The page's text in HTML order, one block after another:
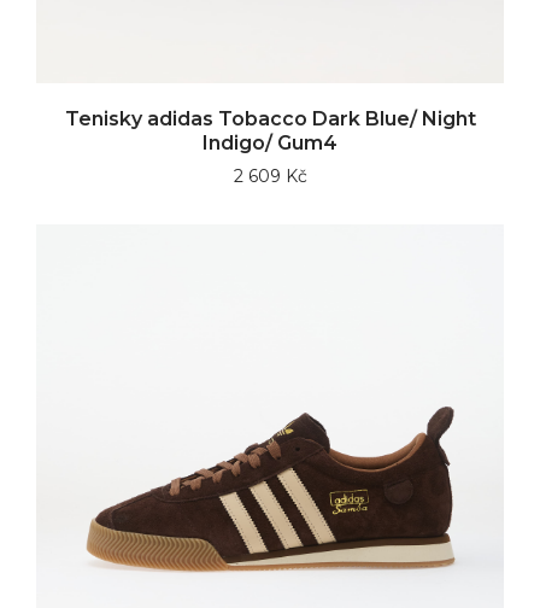
Tenisky adidas Tobacco Dark Blue/ Night
Indigo/ Gum4
2 609 Kč